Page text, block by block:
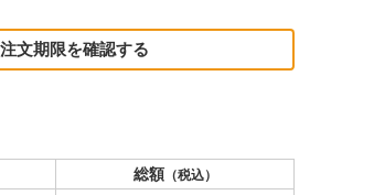
文期限を確認する
総額（税込）